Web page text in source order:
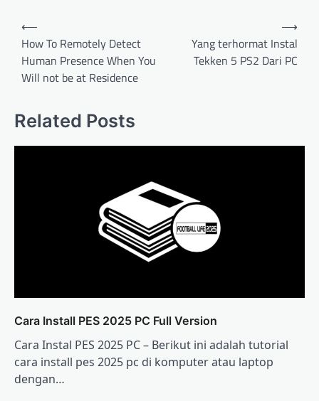
Post
navigation
⟵
How To Remotely Detect
Human Presence When You
Will not be at Residence
Yang terhormat Instal
Tekken 5 PS2 Dari PC
⟶
Related Posts
Cara Install PES 2025 PC Full Version
Cara Instal PES 2025 PC – Berikut ini adalah tutorial
cara install pes 2025 pc di komputer atau laptop
dengan…